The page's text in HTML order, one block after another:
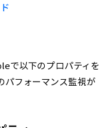
で以下のプロパティを
パフォーマンス監視が